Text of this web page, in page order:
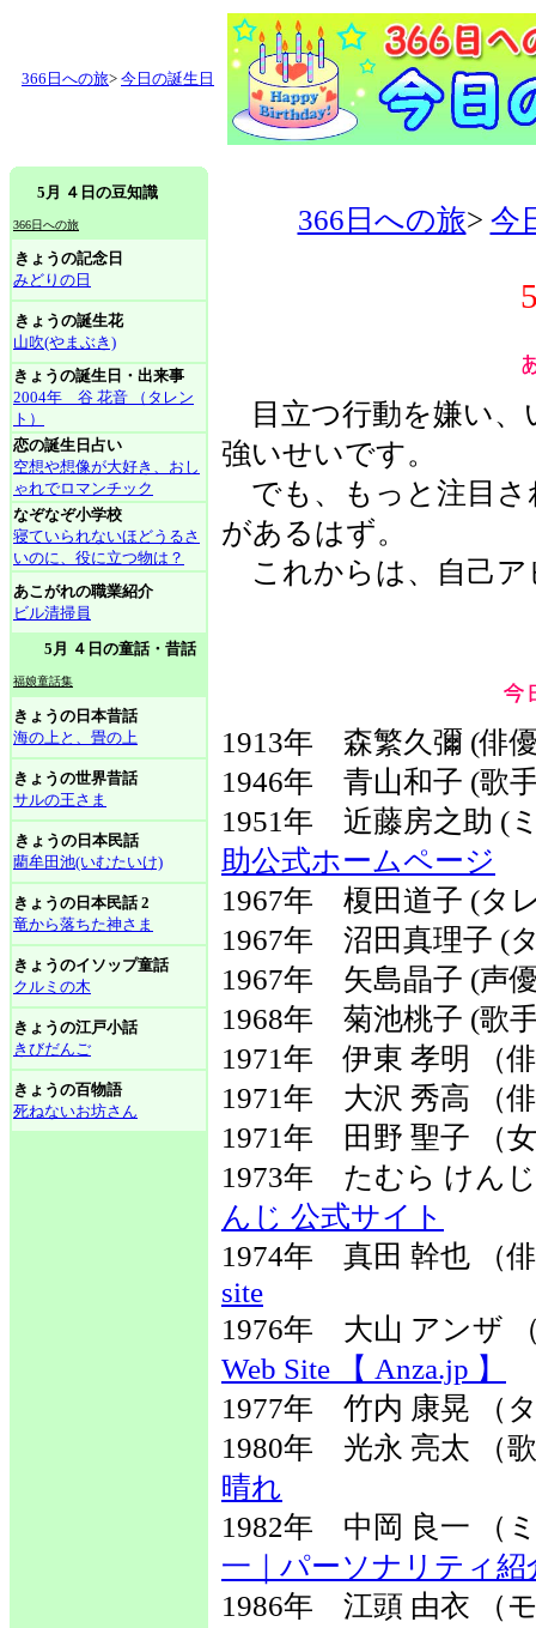
366日への旅> 今日の誕生日
5月 ４日の豆知識
366日への旅
きょうの記念日
みどりの日
きょうの誕生花
山吹(やまぶき)
きょうの誕生日・出来事
2004年 谷 花音 （タレン
ト）
恋の誕生日占い
空想や想像が大好き、おし
ゃれでロマンチック
なぞなぞ小学校
寝ていられないほどうるさ
いのに、役に立つ物は？
あこがれの職業紹介
ビル清掃員
5月 ４日の童話・昔話
福娘童話集
きょうの日本昔話
海の上と、畳の上
きょうの世界昔話
サルの王さま
きょうの日本民話
藺牟田池(いむたいけ)
きょうの日本民話 2
竜から落ちた神さま
きょうのイソップ童話
クルミの木
きょうの江戸小話
きびだんご
きょうの百物語
死ねないお坊さん
366日への旅> 今
目立つ行動を嫌い、
強いせいです。
でも、もっと注目さ
があるはず。
これからは、自己ア
1913年 森繁久彌 (俳
1946年 青山和子 (
1951年 近藤房之助
助公式ホームページ
1967年 榎田道子 (タ
1967年 沼田真理子 (
1967年 矢島晶子 (声
1968年 菊池桃子 (
1971年 伊東 孝明 （
1971年 大沢 秀高 （
1971年 田野 聖子
1973年 たむら け
んじ 公式サイト
1974年 真田 幹也
site
1976年 大山 アン
Web Site 【 Anza.jp 】
1977年 竹内 康晃 （
1980年 光永 亮太
晴れ
1982年 中岡 良一
一｜パーソナリティ紹
1986年 江頭 由衣